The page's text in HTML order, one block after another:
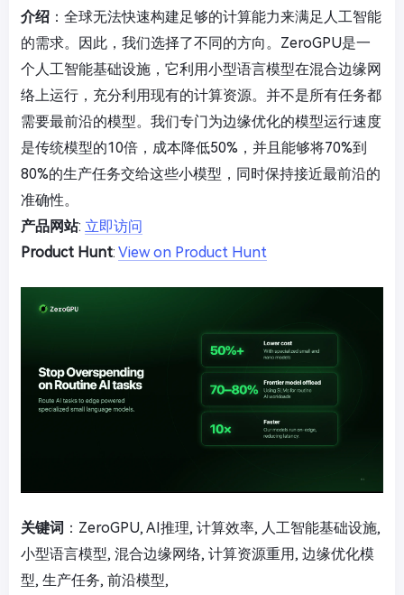
介绍 ：全球无法快速构建足够的计算能力来满足人工智能
的需求。因此，我们选择了不同的方向。ZeroGPU是一
个人工智能基础设施，它利用小型语言模型在混合边缘网
络上运行，充分利用现有的计算资源。并不是所有任务都
需要最前沿的模型。我们专门为边缘优化的模型运行速度
是传统模型的10倍，成本降低50%，并且能够将70%到
80%的生产任务交给这些小模型，同时保持接近最前沿的
准确性。
产品网站: 立即访问
Product Hunt: View on Product Hunt
关键词 ：ZeroGPU, AI推理, 计算效率, 人工智能基础设施,
小型语言模型, 混合边缘网络, 计算资源重用, 边缘优化模
型, 生产任务, 前沿模型,